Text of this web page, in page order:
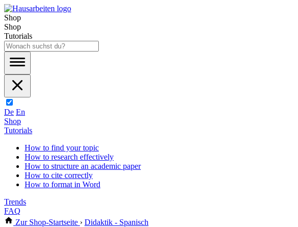
Shop
Shop
Tutorials
De En
Shop
Tutorials
How to find your topic
How to research effectively
How to structure an academic paper
How to cite correctly
How to format in Word
Trends
FAQ
Zur Shop-Startseite › Didaktik - Spanisch